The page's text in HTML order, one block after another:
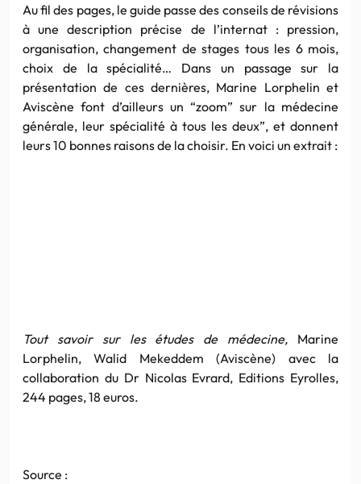
Au fil des pages, le guide passe des conseils de révisions
à une description précise de l’internat : pression,
organisation, changement de stages tous les 6 mois,
choix de la spécialité… Dans un passage sur la
présentation de ces dernières, Marine Lorphelin et
Aviscène font d’ailleurs un “zoom” sur la médecine
générale, leur spécialité à tous les deux”, et donnent
leurs 10 bonnes raisons de la choisir. En voici un extrait :
Tout savoir sur les études de médecine, Marine
Lorphelin, Walid Mekeddem (Aviscène) avec la
collaboration du Dr Nicolas Evrard, Editions Eyrolles,
244 pages, 18 euros.
Source :